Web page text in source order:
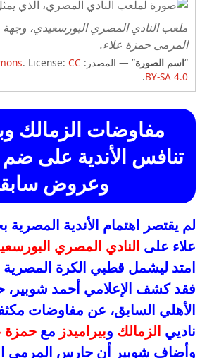
ملعب النادي المصري البورسعيدي،
المرمى حمزة علاء.
“اسم الصورة” — المصدر: . License: CC
BY-SA 4.0
.
مفاوضات الزمالك
تنافس الأندية على
وعروض
لم يقتصر اهتمام الأندية
علاء على النادي المصري
امتد ليشمل قطبي الكرة المصرية
فقد كشف الإعلامي أحمد
الأهلي السابق، عن مفاوضات
ناديي الزمالك وبيراميدز مع حمزة
وأضاف شوبير أن حارس المرمى